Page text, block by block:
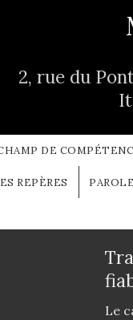
2, rue du
DE
REPÈRES
Le